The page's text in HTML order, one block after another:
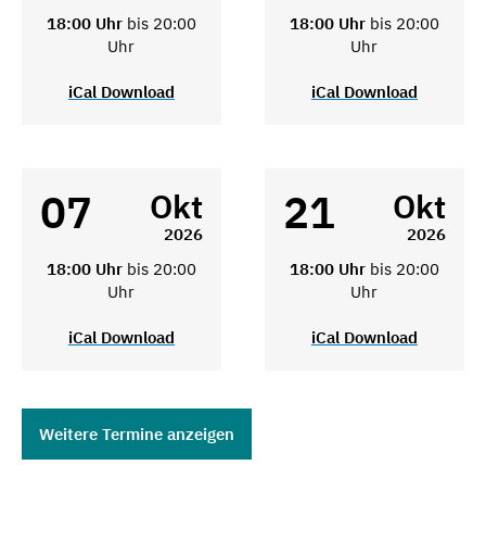
18:00 Uhr bis 20:00
Uhr
iCal Download
18:00 Uhr bis 20:00
Uhr
iCal Download
07 Okt
2026
18:00 Uhr bis 20:00
Uhr
iCal Download
21 Okt
2026
18:00 Uhr bis 20:00
Uhr
iCal Download
Weitere Termine anzeigen